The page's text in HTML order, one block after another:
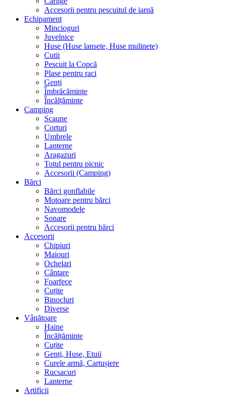
Accesorii pentru pescuitul de iarnă
Echipament
Mincioguri
Juvelnice
Huse (Huse lansete, Huse mulinete)
Cutii
Pescuit la Copcă
Plase pentru raci
Genți
Îmbrăcăminte
Încălțăminte
Camping
Scaune
Corturi
Umbrele
Lanterne
Aragazuri
Totul pentru picnic
Accesorii (Camping)
Bărci
Bărci gonflabile
Motoare pentru bărci
Navomodele
Sonare
Accesorii pentru bărci
Accesorii
Chipiuri
Maiouri
Ochelari
Cântare
Foarfece
Cuțite
Binocluri
Diverse
Vânătoare
Haine
Încălțăminte
Cuțite
Genți, Huse, Etuii
Curele armă, Cartușiere
Rucsacuri
Lanterne
Artificii